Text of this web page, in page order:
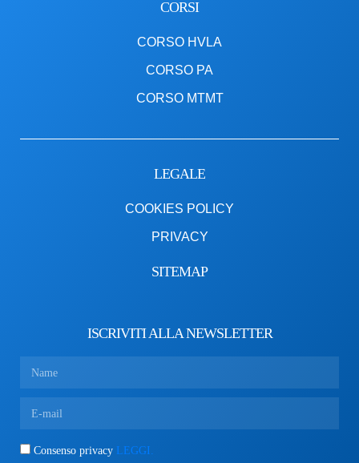
CORSI
CORSO HVLA
CORSO PA
CORSO MTMT
LEGALE
COOKIES POLICY
PRIVACY
SITEMAP
ISCRIVITI ALLA NEWSLETTER
Consenso privacy LEGGI.